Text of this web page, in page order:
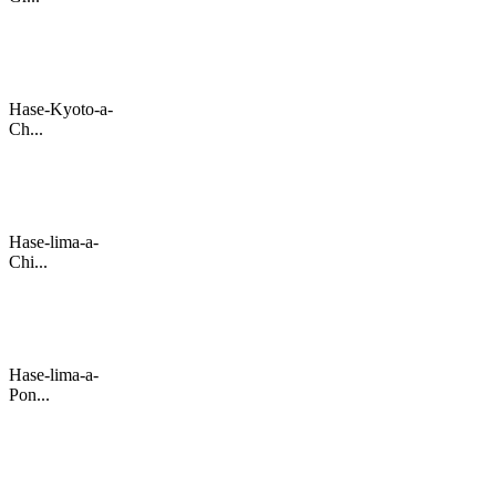
Hase-Kyoto-a-
Ch...
Hase-lima-a-
Chi...
Hase-lima-a-
Pon...